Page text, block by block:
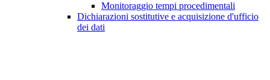
Monitoraggio tempi procedimentali
Dichiarazioni sostitutive e acquisizione d'ufficio
dei dati